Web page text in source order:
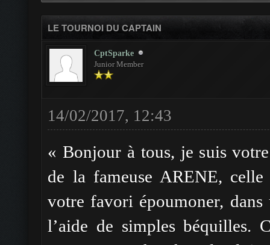
LE TOURNOI DU CAPTAIN
CptSparke
Junior Member
14/02/2017, 12:43
« Bonjour à tous, je suis
de la fameuse ARENE,
votre favori époumoner, dans
l’aide de simples béquilles.